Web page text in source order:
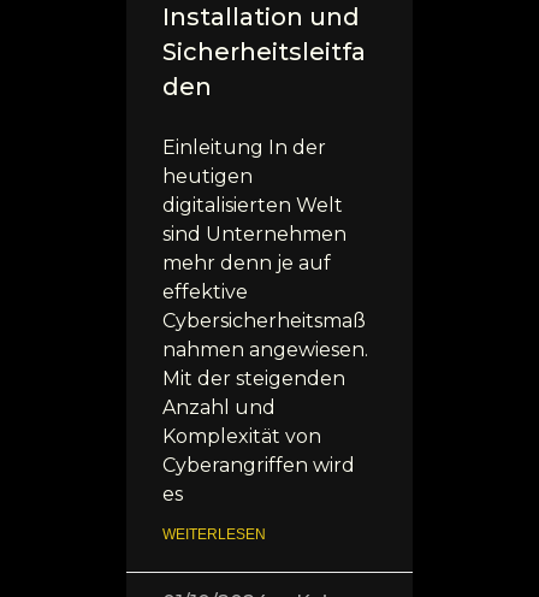
Installation und
Sicherheitsleitfa
den
Einleitung In der
heutigen
digitalisierten Welt
sind Unternehmen
mehr denn je auf
effektive
Cybersicherheitsmaß
nahmen angewiesen.
Mit der steigenden
Anzahl und
Komplexität von
Cyberangriffen wird
es
WEITERLESEN